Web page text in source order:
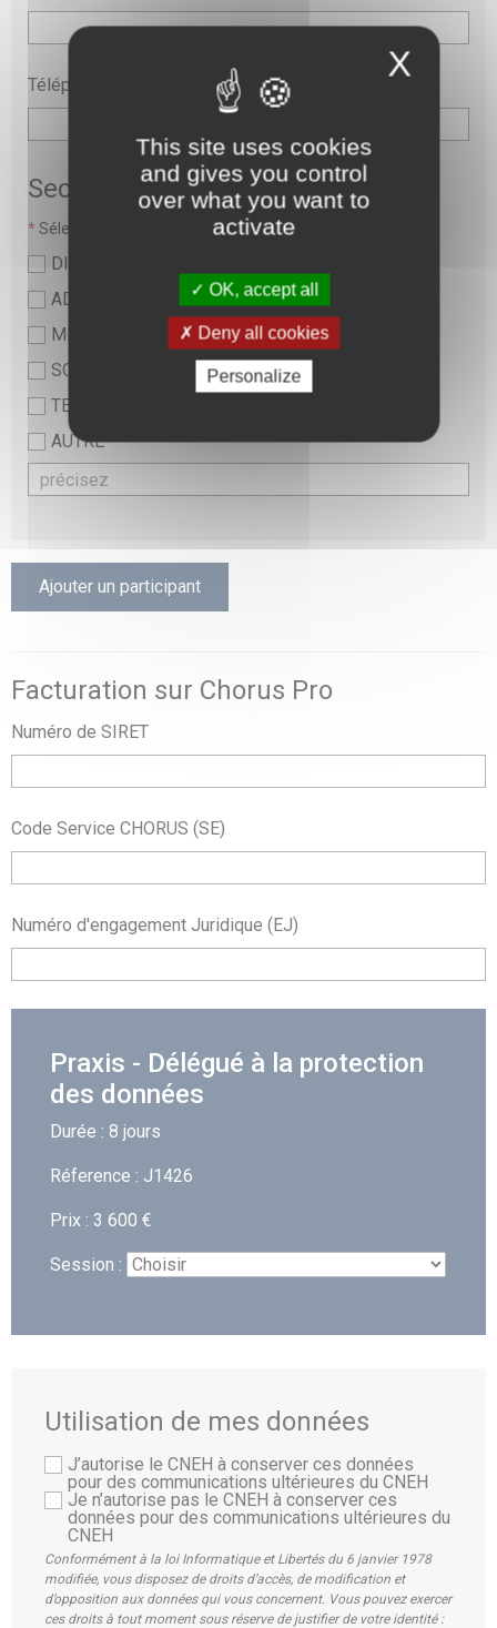
Téléphone
Secteur
* Sélectionner une valeur :
DIRECTION
ADMINISTRATIF
MEDICAL
SOINS ET PARAMEDICAL
TECHNIQUE ET LOGISTIQUE
AUTRE
Ajouter un participant
Facturation sur Chorus Pro
Numéro de SIRET
Code Service CHORUS (SE)
Numéro d'engagement Juridique (EJ)
Praxis - Délégué à la protection
des données
Durée : 8 jours
Réference : J1426
Prix : 3 600 €
Session :
Utilisation de mes données
J’autorise le CNEH à conserver ces données
pour des communications ultérieures du CNEH
Je n’autorise pas le CNEH à conserver ces
données pour des communications ultérieures du
CNEH
Conformément à la loi Informatique et Libertés du 6 janvier 1978
modifiée, vous disposez de droits d’accès, de modification et
d’opposition aux données qui vous concernent. Vous pouvez exercer
ces droits à tout moment sous réserve de justifier de votre identité :
X
This site uses cookies
and gives you control
over what you want to
activate
OK, accept all
Deny all cookies
Personalize